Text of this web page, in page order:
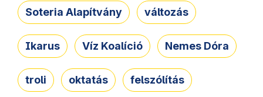
Soteria Alapítvány változás
Ikarus Víz Koalíció Nemes Dóra
troli oktatás felszólítás